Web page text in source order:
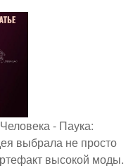
- Паука:
выбрала не просто
высокой моды.